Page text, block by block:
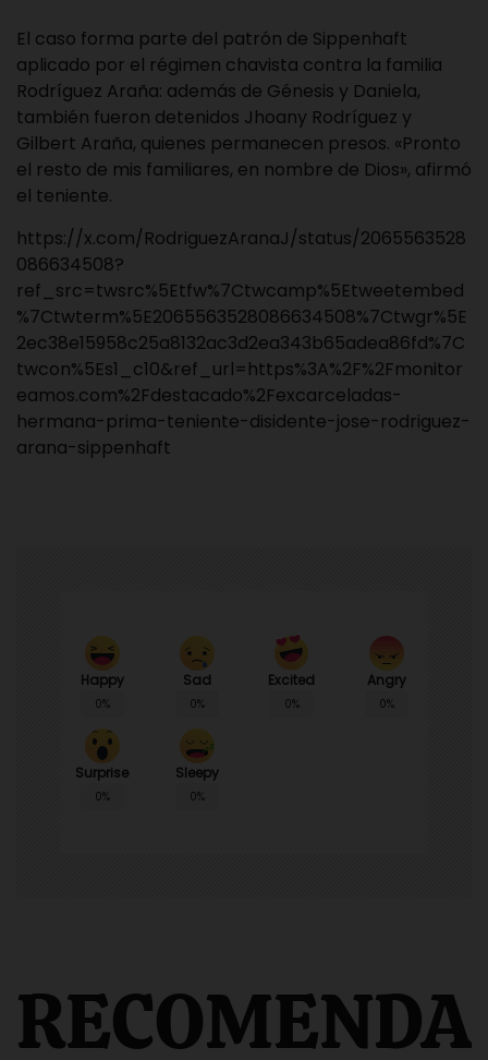
El caso forma parte del patrón de Sippenhaft
aplicado por el régimen chavista contra la familia
Rodríguez Araña: además de Génesis y Daniela,
también fueron detenidos Jhoany Rodríguez y
Gilbert Araña, quienes permanecen presos. «Pronto
el resto de mis familiares, en nombre de Dios», afirmó
el teniente.
https://x.com/RodriguezAranaJ/status/2065563528
086634508?
ref_src=twsrc%5Etfw%7Ctwcamp%5Etweetembed
%7Ctwterm%5E2065563528086634508%7Ctwgr%5E
2ec38e15958c25a8132ac3d2ea343b65adea86fd%7C
twcon%5Es1_c10&ref_url=https%3A%2F%2Fmonitor
eamos.com%2Fdestacado%2Fexcarceladas-
hermana-prima-teniente-disidente-jose-rodriguez-
arana-sippenhaft
Happy
0%
Sad
0%
Excited
0%
Angry
0%
Surprise
0%
Sleepy
0%